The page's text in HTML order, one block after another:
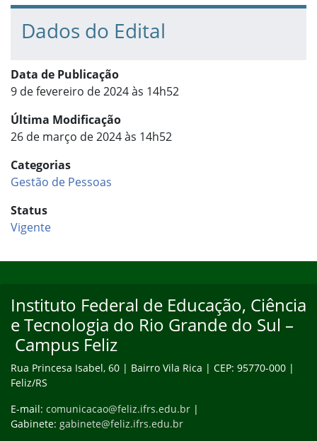
Dados do Edital
Data de Publicação
9 de fevereiro de 2024 às 14h52
Última Modificação
26 de março de 2024 às 14h52
Categorias
Gestão de Pessoas
Status
Vigente
Instituto Federal de Educação, Ciência
e Tecnologia do Rio Grande do Sul –
Campus Feliz
Rua Princesa Isabel, 60 | Bairro Vila Rica | CEP: 95770-000 |
Feliz/RS
E-mail: comunicacao@feliz.ifrs.edu.br |
Gabinete: gabinete@feliz.ifrs.edu.br